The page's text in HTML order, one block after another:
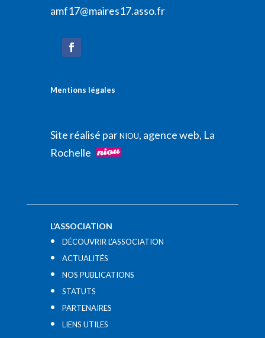
amf17@maires17.asso.fr
Mentions légales
Site réalisé parNIOU, agence web, La
Rochelle
L’ASSOCIATION
DÉCOUVRIR L’ASSOCIATION
ACTUALITÉS
NOS PUBLICATIONS
STATUTS
PARTENAIRES
LIENS UTILES​